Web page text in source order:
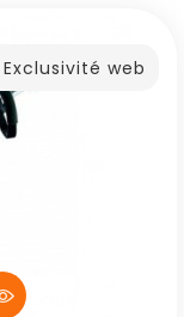
Exclusivité web